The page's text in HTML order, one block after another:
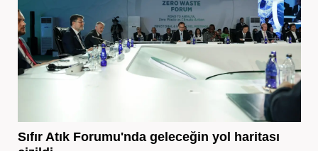
Sıfır Atık Forumu'nda geleceğin yol haritası